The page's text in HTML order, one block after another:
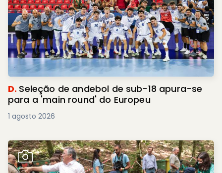
D. Seleção de andebol de sub-18 apura-se
para a 'main round' do Europeu
1 agosto 2026